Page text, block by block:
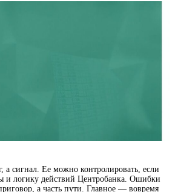
сигнал. Ее можно контролировать, если
и логику действий Центробанка. Ошибки
а часть пути. Главное — вовремя